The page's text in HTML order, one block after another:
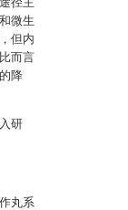
微生
但内
而言
降
研
丸系